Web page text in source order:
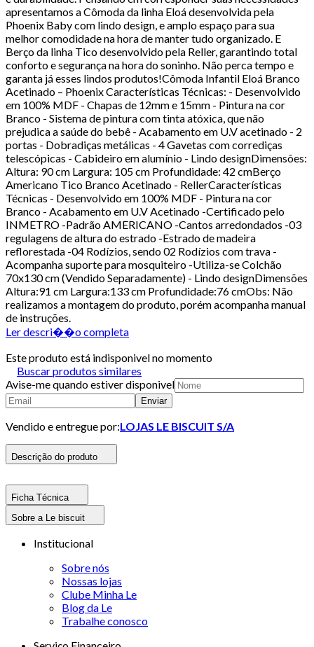
apresentamos a Cômoda da linha Eloá desenvolvida pela
Phoenix Baby com lindo design, e amplo espaço para sua
melhor comodidade na hora de manter tudo organizado. E
Berço da linha Tico desenvolvido pela Reller, garantindo total
conforto e segurança na hora do soninho. Não perca tempo e
garanta já esses lindos produtos!Cômoda Infantil Eloá Branco
Acetinado – Phoenix Características Técnicas: - Desenvolvido
em 100% MDF - Chapas de 12mm e 15mm - Pintura na cor
Branco - Sistema de pintura com tinta atóxica, que não
prejudica a saúde do bebê - Acabamento em U.V acetinado - 2
portas - Dobradiças metálicas - 4 Gavetas com corrediças
telescópicas - Cabideiro em alumínio - Lindo designDimensões:
Altura: 90 cm Largura: 105 cm Profundidade: 42 cmBerço
Americano Tico Branco Acetinado - RellerCaracterísticas
Técnicas - Desenvolvido em 100% MDF - Pintura na cor
Branco - Acabamento em U.V Acetinado -Certificado pelo
INMETRO -Padrão AMERICANO -Cantos arredondados -03
regulagens de altura do estrado -Estrado de madeira
reflorestada -04 Rodízios, sendo 02 Rodízios com trava -
Acompanha suporte para mosquiteiro -Utiliza-se Colchão
70x130 cm (Vendido Separadamente) - Lindo designDimensões
Altura:91 cm Largura:133 cm Profundidade:76 cmObs: Não
realizamos a montagem do produto, porém acompanha manual
de instruções.
Ler descri��o completa
Este produto está indisponivel no momento
Buscar produtos similares
Avise-me quando estiver disponivel
Enviar
Vendido e entregue por:LOJAS LE BISCUIT S/A
Descrição do produto
Ficha Técnica
Sobre a Le biscuit
Institucional
Sobre nós
Nossas lojas
Clube Minha Le
Blog da Le
Trabalhe conosco